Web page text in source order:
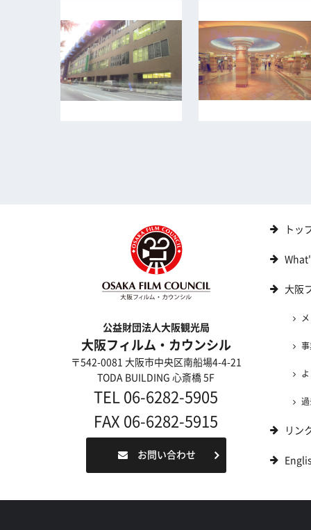
公益財団法人大阪観光局
大阪フィルム・カウンシル
〒542-0081 大阪市中央区南船場4-4-21
TODA BUILDING 心斎橋 5F
TEL 06-6282-5905
FAX 06-6282-5915
お問い合わせ
トッ
大阪
事
過
リン